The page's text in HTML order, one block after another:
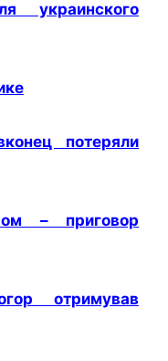
украинского
потеряли
– приговор
отримував